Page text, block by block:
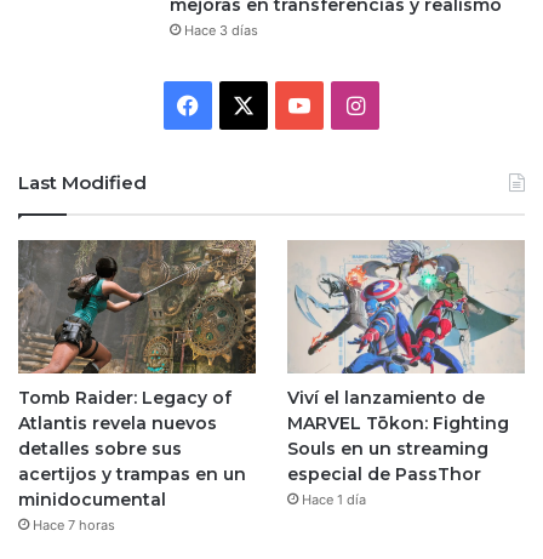
mejoras en transferencias y realismo
Hace 3 días
Facebook YouTubeInstagram
Last Modified
Tomb Raider: Legacy of
Atlantis revela nuevos
detalles sobre sus
acertijos y trampas en un
minidocumental
Hace 7 horas
Viví el lanzamiento de
MARVEL Tōkon: Fighting
Souls en un streaming
especial de PassThor
Hace 1 día